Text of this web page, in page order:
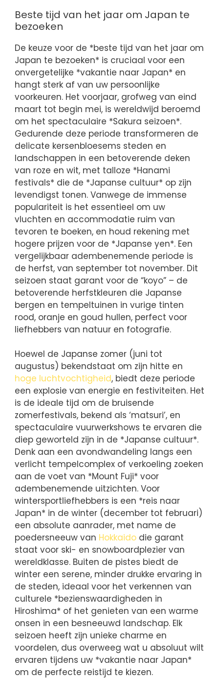
Beste tijd van het jaar om Japan te
bezoeken
De keuze voor de *beste tijd van het jaar om
Japan te bezoeken* is cruciaal voor een
onvergetelijke *vakantie naar Japan* en
hangt sterk af van uw persoonlijke
voorkeuren. Het voorjaar, grofweg van eind
maart tot begin mei, is wereldwijd beroemd
om het spectaculaire *Sakura seizoen*.
Gedurende deze periode transformeren de
delicate kersenbloesems steden en
landschappen in een betoverende deken
van roze en wit, met talloze *Hanami
festivals* die de *Japanse cultuur* op zijn
levendigst tonen. Vanwege de immense
populariteit is het essentieel om uw
vluchten en accommodatie ruim van
tevoren te boeken, en houd rekening met
hogere prijzen voor de *Japanse yen*. Een
vergelijkbaar adembenemende periode is
de herfst, van september tot november. Dit
seizoen staat garant voor de “koyo” – de
betoverende herfstkleuren die Japanse
bergen en tempeltuinen in vurige tinten
rood, oranje en goud hullen, perfect voor
liefhebbers van natuur en fotografie.
Hoewel de Japanse zomer (juni tot
augustus) bekendstaat om zijn hitte en
hoge luchtvochtigheid, biedt deze periode
een explosie van energie en festiviteiten. Het
is de ideale tijd om de bruisende
zomerfestivals, bekend als ‘matsuri’, en
spectaculaire vuurwerkshows te ervaren die
diep geworteld zijn in de *Japanse cultuur*.
Denk aan een avondwandeling langs een
verlicht tempelcomplex of verkoeling zoeken
aan de voet van *Mount Fuji* voor
adembenemende uitzichten. Voor
wintersportliefhebbers is een *reis naar
Japan* in de winter (december tot februari)
een absolute aanrader, met name de
poedersneeuw van Hokkaido die garant
staat voor ski- en snowboardplezier van
wereldklasse. Buiten de pistes biedt de
winter een serene, minder drukke ervaring in
de steden, ideaal voor het verkennen van
culturele *bezienswaardigheden in
Hiroshima* of het genieten van een warme
onsen in een besneeuwd landschap. Elk
seizoen heeft zijn unieke charme en
voordelen, dus overweeg wat u absoluut wilt
ervaren tijdens uw *vakantie naar Japan*
om de perfecte reistijd te kiezen.